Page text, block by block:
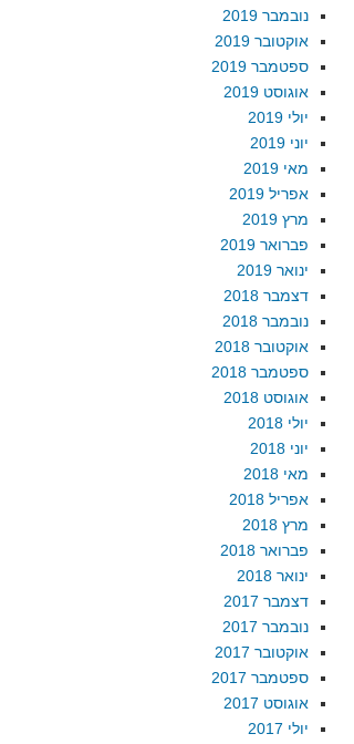
נובמבר 2019
אוקטובר 2019
ספטמבר 2019
אוגוסט 2019
יולי 2019
יוני 2019
מאי 2019
אפריל 2019
מרץ 2019
פברואר 2019
ינואר 2019
דצמבר 2018
נובמבר 2018
אוקטובר 2018
ספטמבר 2018
אוגוסט 2018
יולי 2018
יוני 2018
מאי 2018
אפריל 2018
מרץ 2018
פברואר 2018
ינואר 2018
דצמבר 2017
נובמבר 2017
אוקטובר 2017
ספטמבר 2017
אוגוסט 2017
יולי 2017